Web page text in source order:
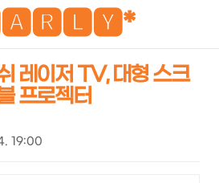
레이저 TV, 대형 스크
프로젝터
19:00